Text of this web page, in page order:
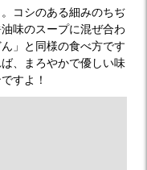
コシのある細みのちぢ
味のスープに混ぜ合わ
」と同様の食べ方です
、まろやかで優しい味
すよ！